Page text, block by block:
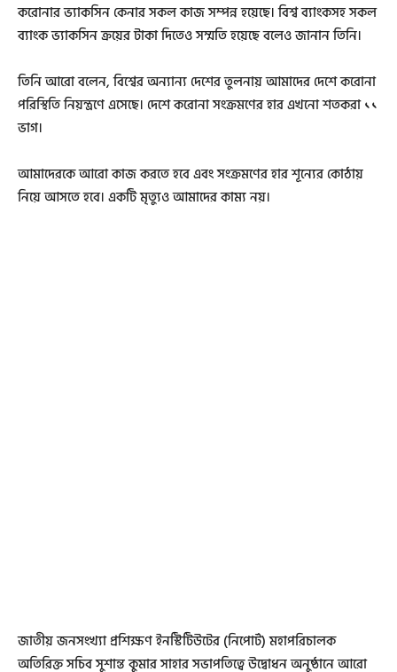
করোনার ভ্যাকসিন কেনার সকল কাজ সম্পন্ন হয়েছে। বিশ্ব ব্যাংকসহ সকল
ব্যাংক ভ্যাকসিন ক্রয়ের টাকা দিতেও সম্মতি হয়েছে বলেও জানান তিনি।
তিনি আরো বলেন, বিশ্বের অন্যান্য দেশের তুলনায় আমাদের দেশে করোনা
পরিস্থিতি নিয়ন্ত্রণে এসেছে। দেশে করোনা সংক্রমণের হার এখনো শতকরা ১১
ভাগ।
আমাদেরকে আরো কাজ করতে হবে এবং সংক্রমণের হার শূন্যের কোঠায়
নিয়ে আসতে হবে। একটি মৃত্যুও আমাদের কাম্য নয়।
জাতীয় জনসংখ্যা প্রশিক্ষণ ইনস্টিটিউটের (নিপোর্ট) মহাপরিচালক
অতিরিক্ত সচিব সুশান্ত কুমার সাহার সভাপতিত্বে উদ্বোধন অনুষ্ঠানে আরো